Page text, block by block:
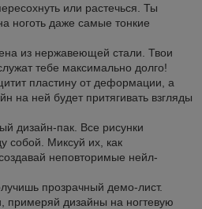
или растечься. Ты
ноготь даже самые тонкие
из нержавеющей стали. Твои
тебе максимально долго!
пластину от деформации, а
на ней будет притягивать взгляды
дизайн-пак. Все рисунки
собой. Миксуй их, как
неповторимые нейл-
прозрачный демо-лист.
примеряй дизайны на ногтевую